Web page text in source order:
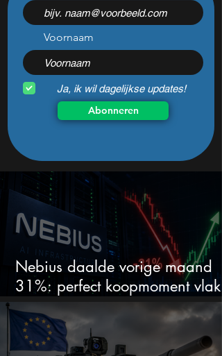
dividend
Voornaam
Ja, ik wil dagelijkse updates!
Abonneren
Nebius daalde vorige maand
31%: perfect koopmoment vlak
voor kwartaalcijfers?